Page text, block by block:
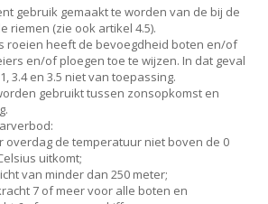
gebruik gemaakt te worden van de bij de
riemen (zie ook artikel 4.5).
roeien heeft de bevoegdheid boten en/of
en/of ploegen toe te wijzen. In dat geval
3.4 en 3.5 niet van toepassing.
gebruikt tussen zonsopkomst en
overdag de temperatuur niet boven de 0
uitkomt;
van minder dan 250 meter;
7 of meer voor alle boten en